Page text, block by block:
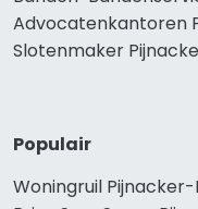
Advocatenkantoren
Slotenmaker
Populair
Woningruil